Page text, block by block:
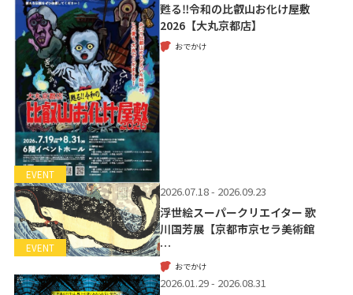
EVENT
甦る‼令和の比叡山お化け屋敷
2026【大丸京都店】
おでかけ
EVENT
2026.07.18 - 2026.09.23
浮世絵スーパークリエイター 歌
川国芳展【京都市京セラ美術館
…
おでかけ
2026.01.29 - 2026.08.31